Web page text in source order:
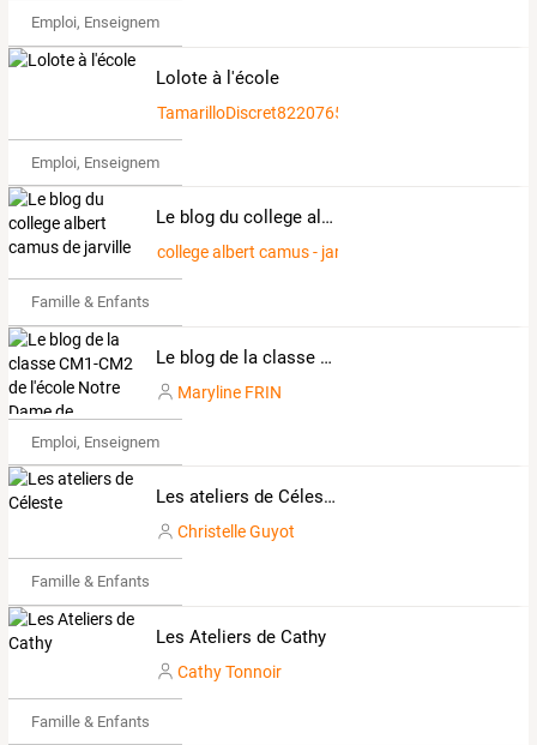
Emploi, Enseignement & Etudes
Lolote à l'école
TamarilloDiscret8220765
Emploi, Enseignement & Etudes
Le blog du college albert camus de jarville
college albert camus - jarville
Famille & Enfants
Le blog de la classe CM1-CM2 de l'école Notre Dame de Campénéac
Maryline FRIN
Emploi, Enseignement & Etudes
Les ateliers de Céleste
Christelle Guyot
Famille & Enfants
Les Ateliers de Cathy
Cathy Tonnoir
Famille & Enfants